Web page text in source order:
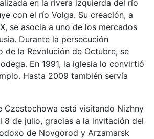
en la rivera izquierda del río
con el río Volga. Su creación, a
se asocia a uno de los mercados
Durante la persecución
de la Revolución de Octubre, se
En 1991, la iglesia lo convirtió
Hasta 2009 también servía
Czestochowa está visitando Nizhny
8 de julio, gracias a la invitación del
de Novgorod y Arzamarsk